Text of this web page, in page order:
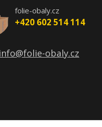
folie-obaly.cz
+420 602 514 114
info@folie-obaly.cz